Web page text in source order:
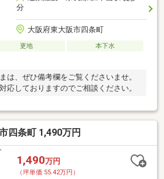
分
大阪府東大阪市四条町
更地
本下水
は、ぜひ備考欄をご覧くださいませ。
応しておりますのでご相談ください。
四条町 1,490万円
1,490万円
（坪単価:55.42万円）